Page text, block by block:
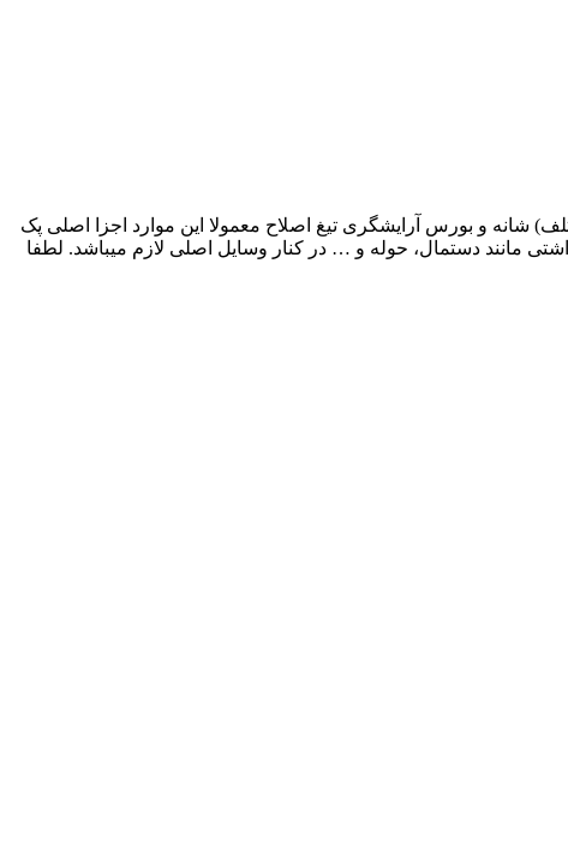
شانه و بورس آرایشگری تیغ اصلاح معمولا این موارد اجزا اصلی پک
مانند دستمال، حوله و … در کنار وسایل اصلی لازم میباشد. لطفا